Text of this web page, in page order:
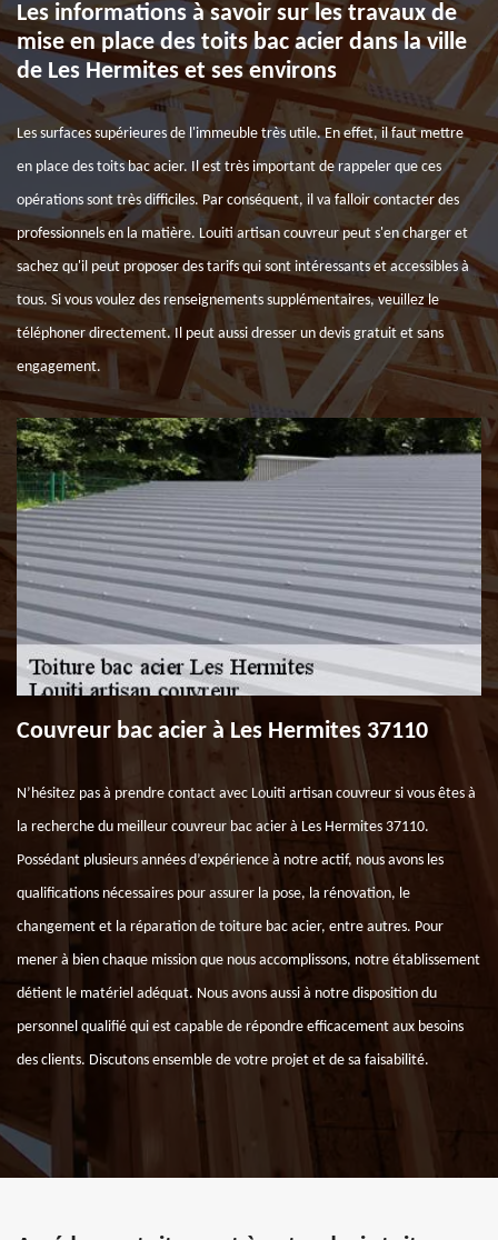
Les informations à savoir sur les travaux de
mise en place des toits bac acier dans la ville
de Les Hermites et ses environs
Les surfaces supérieures de l'immeuble très utile. En effet, il faut mettre
en place des toits bac acier. Il est très important de rappeler que ces
opérations sont très difficiles. Par conséquent, il va falloir contacter des
professionnels en la matière. Louiti artisan couvreur peut s'en charger et
sachez qu'il peut proposer des tarifs qui sont intéressants et accessibles à
tous. Si vous voulez des renseignements supplémentaires, veuillez le
téléphoner directement. Il peut aussi dresser un devis gratuit et sans
engagement.
Couvreur bac acier à Les Hermites 37110
N’hésitez pas à prendre contact avec Louiti artisan couvreur si vous êtes à
la recherche du meilleur couvreur bac acier à Les Hermites 37110.
Possédant plusieurs années d’expérience à notre actif, nous avons les
qualifications nécessaires pour assurer la pose, la rénovation, le
changement et la réparation de toiture bac acier, entre autres. Pour
mener à bien chaque mission que nous accomplissons, notre établissement
détient le matériel adéquat. Nous avons aussi à notre disposition du
personnel qualifié qui est capable de répondre efficacement aux besoins
des clients. Discutons ensemble de votre projet et de sa faisabilité.